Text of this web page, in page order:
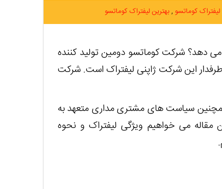
کوماتسو بهترین لیفتراک کوماتسو
می دهد؟ شرکت کوماتسو دومین تولید کننده
این شرکت ژاپنی لیفتراک است. شرکت
سیاست های مشتری مداری متعهد به
می خواهیم ویژگی لیفتراک و نحوه